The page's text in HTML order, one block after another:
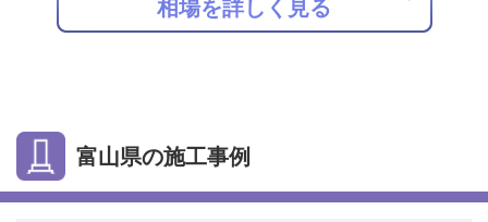
相場を詳しく見る
富山県の施工事例